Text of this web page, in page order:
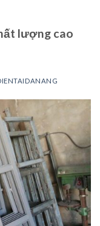
lượng cao